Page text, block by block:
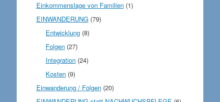
Einkommenslage von Familien(1)
EINWANDERUNG(79)
Entwicklung (8)
Folgen (27)
Integration (24)
Kosten (9)
Einwanderung / Folgen(20)